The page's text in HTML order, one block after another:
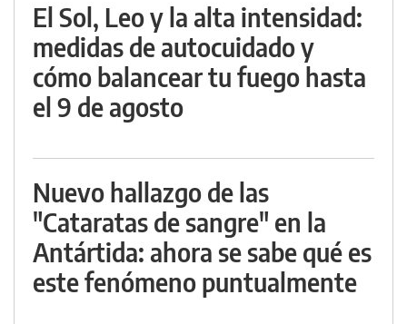
El Sol, Leo y la alta intensidad:
medidas de autocuidado y
cómo balancear tu fuego hasta
el 9 de agosto
Nuevo hallazgo de las
"Cataratas de sangre" en la
Antártida: ahora se sabe qué es
este fenómeno puntualmente